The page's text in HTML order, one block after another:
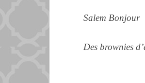
Salem Bonjour
Des brownies